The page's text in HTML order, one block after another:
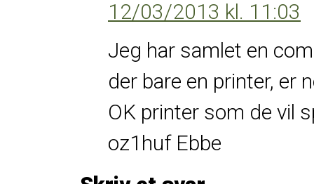
12/03/2013 kl. 11:03
Jeg har samlet en
der bare en printer, er
OK printer som de vil
oz1huf Ebbe